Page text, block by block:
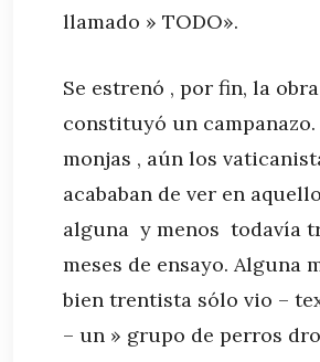
llamado » TODO».
Se estrenó , por fin, la
constituyó un
monjas , aún los
acababan de ver en
alguna y menos todavía
meses de ensayo. Alguna
bien trentista sólo vio –
– un » grupo de perros